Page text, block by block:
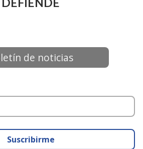
NO SE VENDE, SE
DEFIENDE